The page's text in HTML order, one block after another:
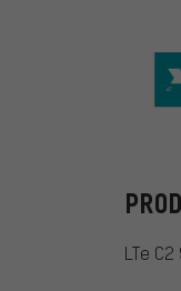
LTe